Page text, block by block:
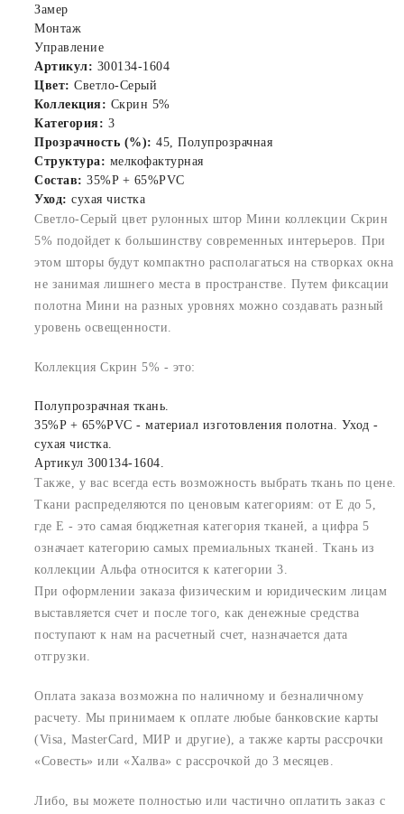
Замер
Монтаж
Управление
Артикул: 300134-1604
Цвет: Светло-Серый
Коллекция: Скрин 5%
Категория: 3
Прозрачность (%): 45, Полупрозрачная
Структура: мелкофактурная
Состав: 35%P + 65%PVC
Уход: сухая чистка
Светло-Серый цвет рулонных штор Мини коллекции Скрин
5% подойдет к большинству современных интерьеров. При
этом шторы будут компактно располагаться на створках окна
не занимая лишнего места в пространстве. Путем фиксации
полотна Мини на разных уровнях можно создавать разный
уровень освещенности.
Коллекция Скрин 5% - это:
Полупрозрачная ткань.
35%P + 65%PVC - материал изготовления полотна. Уход -
сухая чистка.
Артикул 300134-1604.
Также, у вас всегда есть возможность выбрать ткань по цене.
Ткани распределяются по ценовым категориям: от E до 5,
где Е - это самая бюджетная категория тканей, а цифра 5
означает категорию самых премиальных тканей. Ткань из
коллекции Альфа относится к категории 3.
При оформлении заказа физическим и юридическим лицам
выставляется счет и после того, как денежные средства
поступают к нам на расчетный счет, назначается дата
отгрузки.
Оплата заказа возможна по наличному и безналичному
расчету. Мы принимаем к оплате любые банковские карты
(Visa, MasterCard, МИР и другие), а также карты рассрочки
«Совесть» или «Халва» с рассрочкой до 3 месяцев.
Либо, вы можете полностью или частично оплатить заказ с